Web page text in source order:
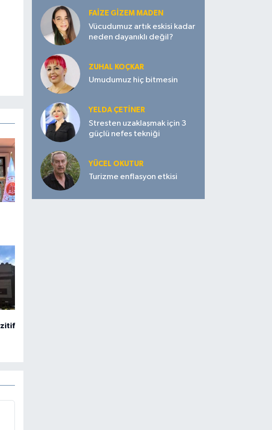
FAIZE GIZEM MADEN
Vücudumuz artık eskisi kadar
neden dayanıklı değil?
ZUHAL KOÇKAR
Umudumuz hiç bitmesin
YELDA ÇETİNER
Stresten uzaklaşmak için 3
güçlü nefes tekniği
YÜCEL OKUTUR
Turizme enflasyon etkisi